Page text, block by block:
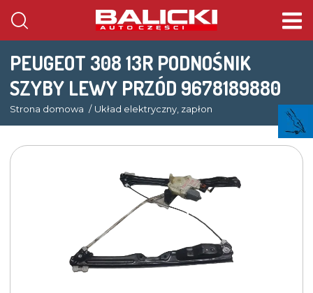
PEUGEOT 308 13R PODNOŚNIK
SZYBY LEWY PRZÓD 9678189880
Strona domowa Układ elektryczny, zapłon